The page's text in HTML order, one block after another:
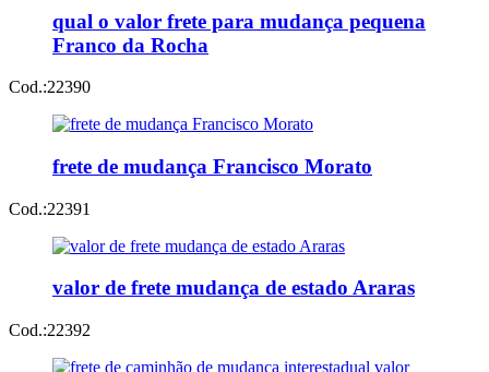
qual o valor frete para mudança pequena
Franco da Rocha
Cod.:22390
frete de mudança Francisco Morato
Cod.:22391
valor de frete mudança de estado Araras
Cod.:22392